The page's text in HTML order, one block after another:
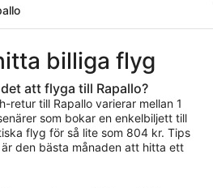
billiga flyg
att flyga till Rapallo?
retur till Rapallo varierar mellan 1
som bokar en enkelbiljett till
flyg för så lite som 804 kr. Tips
den bästa månaden att hitta ett